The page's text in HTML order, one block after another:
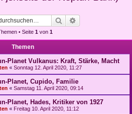
Suche
• Seite 1 von 1
Themen
Planet Vulkanus: Kraft, Stärke, Macht
« Sonntag 12. April 2020, 11:27
Planet, Cupido, Familie
« Samstag 11. April 2020, 09:14
Planet, Hades, Kritiker von 1927
« Freitag 10. April 2020, 11:12